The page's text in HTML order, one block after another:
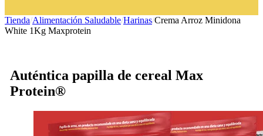
Tienda/Alimentación Saludable/Harinas/Crema Arroz Minidona
White 1Kg Maxprotein
Auténtica papilla de cereal Max
Protein®